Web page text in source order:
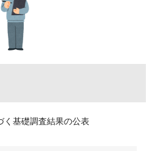
く基礎調査結果の公表